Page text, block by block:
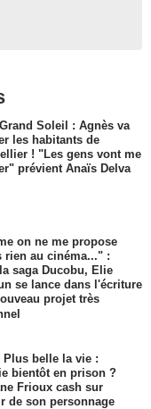
Soleil : Agnès va
les habitants de
! "Les gens vont me
prévient Anaïs Delva
on ne me propose
rien au cinéma..." :
saga Ducobu, Elie
se lance dans l'écriture
projet très
Plus belle la vie :
bientôt en prison ?
Frioux cash sur
de son personnage